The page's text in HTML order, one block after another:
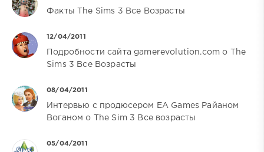
Факты The Sims 3 Все Возрасты
12/04/2011
Подробности сайта gamerevolution.com о The
Sims 3 Все Возрасты
08/04/2011
Интервью с продюсером EA Games Райаном
Воганом о The Sim 3 Все возрасты
05/04/2011